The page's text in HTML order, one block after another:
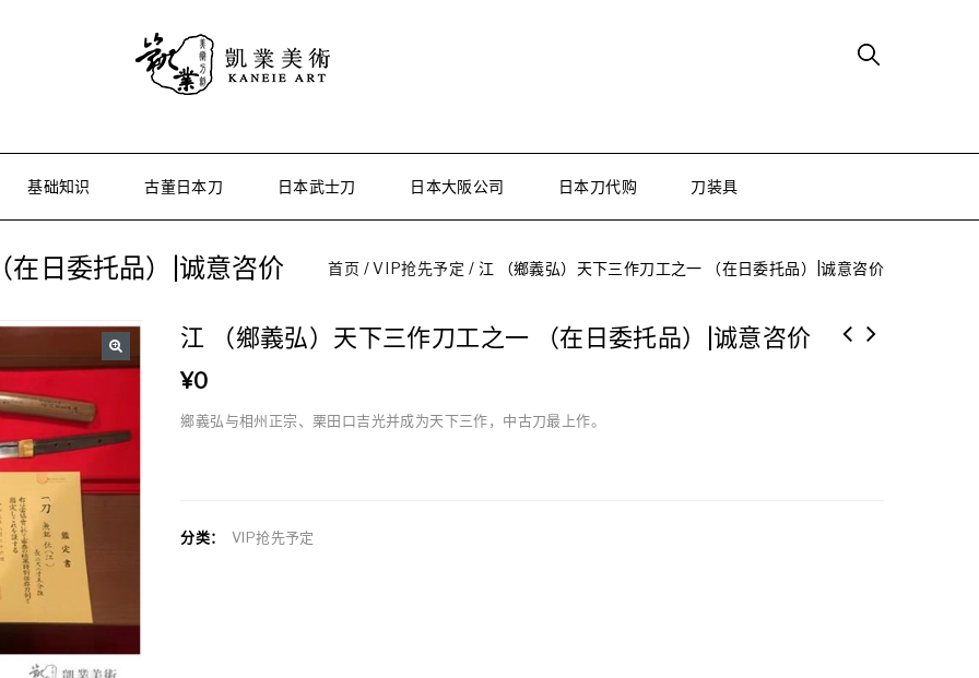
基础知识 古董日本刀 日本武士刀 日本大阪公司 日本刀代购 刀装具
在日委托品）|诚意咨价 首页 /VIP抢先予定 / 江 （鄉義弘）天下三作刀工之一 （在日委托品）|诚意咨价
🔍
江 （鄉義弘）天下三作刀工之一 （在日委托品）|诚意咨价
¥0
鄉義弘与相州正宗、栗田口吉光并成为天下三作，中古刀最上作。
分类： VIP抢先予定